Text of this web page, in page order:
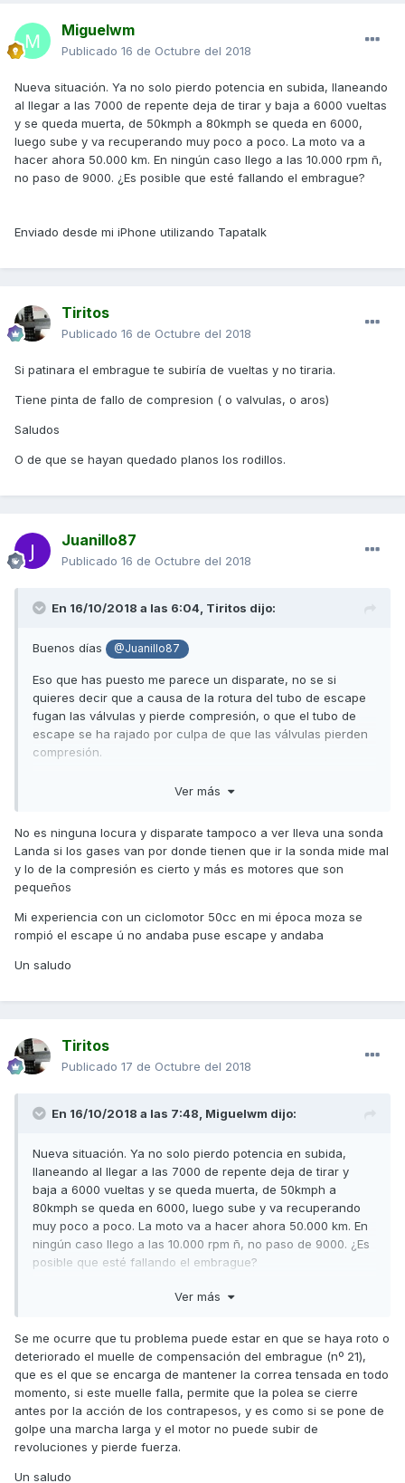
Miguelwm
Publicado 16 de Octubre del 2018
Nueva situación. Ya no solo pierdo potencia en subida, llaneando
al llegar a las 7000 de repente deja de tirar y baja a 6000 vueltas
y se queda muerta, de 50kmph a 80kmph se queda en 6000,
luego sube y va recuperando muy poco a poco. La moto va a
hacer ahora 50.000 km. En ningún caso llego a las 10.000 rpm ñ,
no paso de 9000. ¿Es posible que esté fallando el embrague?
Enviado desde mi iPhone utilizando Tapatalk
Tiritos
Publicado 16 de Octubre del 2018
Si patinara el embrague te subiría de vueltas y no tiraria.
Tiene pinta de fallo de compresion ( o valvulas, o aros)
Saludos
O de que se hayan quedado planos los rodillos.
Juanillo87
Publicado 16 de Octubre del 2018
En 16/10/2018 a las 6:04, Tiritos dijo:
Buenos días @Juanillo87
Eso que has puesto me parece un disparate, no se si
quieres decir que a causa de la rotura del tubo de escape
fugan las válvulas y pierde compresión, o que el tubo de
escape se ha rajado por culpa de que las válvulas pierden
compresión.
como creo que te ha pasado a ti, por lo que pienso que yo
antes de escribirlas, para que a otros no les parezca un
disparate.
Un saludo
Ver más
No es ninguna locura y disparate tampoco a ver lleva una sonda
Landa si los gases van por donde tienen que ir la sonda mide mal
y lo de la compresión es cierto y más es motores que son
pequeños
Mi experiencia con un ciclomotor 50cc en mi época moza se
rompió el escape ú no andaba puse escape y andaba
Un saludo
Tiritos
Publicado 17 de Octubre del 2018
En 16/10/2018 a las 7:48, Miguelwm dijo:
Nueva situación. Ya no solo pierdo potencia en subida,
llaneando al llegar a las 7000 de repente deja de tirar y
baja a 6000 vueltas y se queda muerta, de 50kmph a
80kmph se queda en 6000, luego sube y va recuperando
muy poco a poco. La moto va a hacer ahora 50.000 km. En
ningún caso llego a las 10.000 rpm ñ, no paso de 9000. ¿Es
posible que esté fallando el embrague?
Ver más
Se me ocurre que tu problema puede estar en que se haya roto o
deteriorado el muelle de compensación del embrague (nº 21),
que es el que se encarga de mantener la correa tensada en todo
momento, si este muelle falla, permite que la polea se cierre
antes por la acción de los contrapesos, y es como si se pone de
golpe una marcha larga y el motor no puede subir de
revoluciones y pierde fuerza.
Un saludo